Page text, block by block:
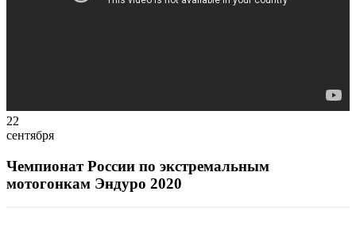
22
сентября
Чемпионат России по экстремальным
мотогонкам Эндуро 2020